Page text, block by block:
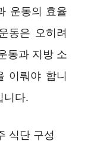
운동의 효율
동은 오히려
동과 지방 소
이뤄야 합니
니다.
식단 구성